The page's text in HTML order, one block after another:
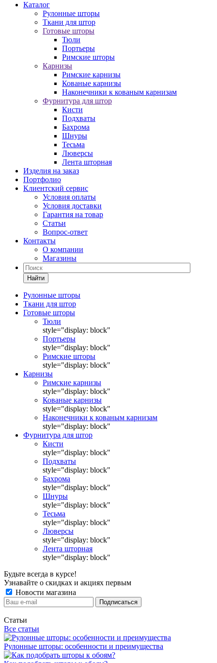
Каталог
Рулонные шторы
Ткани для штор
Готовые шторы
Тюли
Портьеры
Римские шторы
Карнизы
Римские карнизы
Кованые карнизы
Наконечники к кованым карнизам
Фурнитура для штор
Кисти
Подхваты
Бахрома
Шнуры
Тесьма
Люверсы
Лента шторная
Изделия на заказ
Портфолио
Клиентский сервис
Условия оплаты
Условия доставки
Гарантия на товар
Статьи
Вопрос-ответ
Контакты
О компании
Магазины
Найти
Рулонные шторы
Ткани для штор
Готовые шторы
Тюли
style="display: block"
Портьеры
style="display: block"
Римские шторы
style="display: block"
Карнизы
Римские карнизы
style="display: block"
Кованые карнизы
style="display: block"
Наконечники к кованым карнизам
style="display: block"
Фурнитура для штор
Кисти
style="display: block"
Подхваты
style="display: block"
Бахрома
style="display: block"
Шнуры
style="display: block"
Тесьма
style="display: block"
Люверсы
style="display: block"
Лента шторная
style="display: block"
Будьте всегда в курсе!
Узнавайте о скидках и акциях первым
Новости магазина
Статьи
Все статьи
Рулонные шторы: особенности и преимущества